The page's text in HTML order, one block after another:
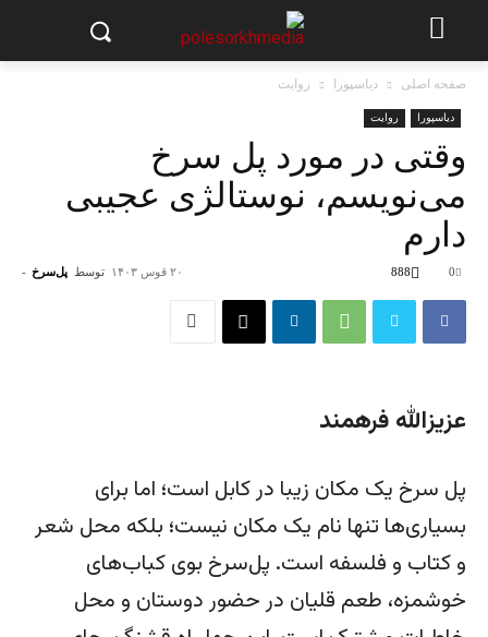
صفحه اصلی دیاسپورا روایت
دیاسپورا روایت
وقتی در مورد پل سرخ
می‌نویسم، نوستالژی عجیبی
دارم
توسط پل‌سرخ - ۲۰ قوس ۱۴۰۳ 0
888
عزیزالله فرهمند
پل سرخ یک مکان زیبا در کابل است؛ اما برای
بسیاری‌ها تنها نام یک مکان نیست؛ بلکه محل شعر
و کتاب و فلسفه است. پل‌سرخ بوی کباب‌های
خوشمزه، طعم قلیان در حضور دوستان و محل